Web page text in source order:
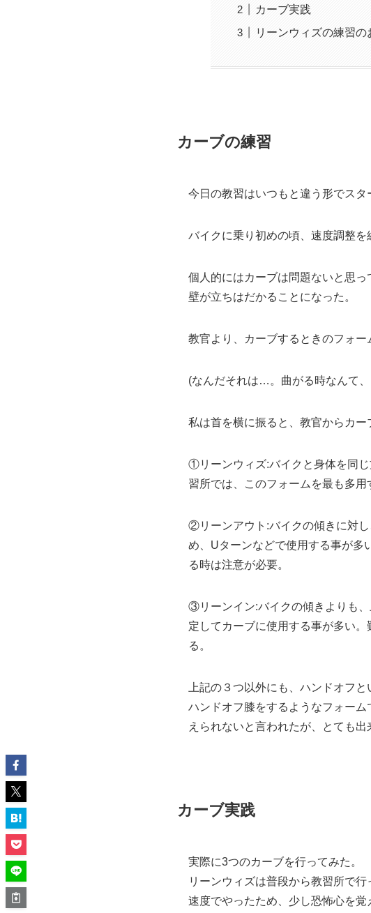
カーブ実践
リーンウィズの練習
カーブの練習
今日の教習はいつもと違う形でス
バイクに乗り初めの頃、速度調整を
個人的にはカーブは問題ないと思
壁が立ちはだかることになった。
教官より、カーブするときのフォー
(なんだそれは…。曲がる時なんて
私は首を横に振ると、教官からカー
①リーンウィズ:バイクと身体を同
習所では、このフォームを最も多用
②リーンアウト:バイクの傾きに対
め、Uターンなどで使用する事が多
る時は注意が必要。
③リーンイン:バイクの傾きよりも
定してカーブに使用する事が多い
る。
上記の３つ以外にも、ハンドオフと
ハンドオフ膝をするようなフォー
えられないと言われたが、とても出
カーブ実践
実際に3つのカーブを行ってみた。
リーンウィズは普段から教習所で
速度でやったため、少し恐怖心を